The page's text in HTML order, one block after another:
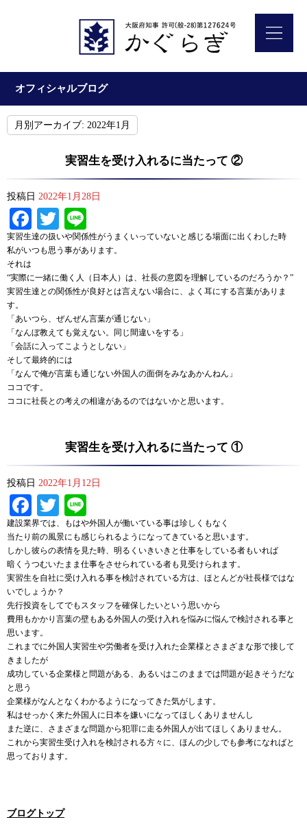
オフィシャルブログ
月別アーカイブ: 2022年1月
実習生を受け入れるに当たって ②
投稿日 2022年1月28日
Facebook
Twitter
実習生達の扱いや関係性がうまくいっていないと感じる場面に出くわした時
私がいつも思う事があります。
それは
“実際に一緒に働く人（日本人）は、社長の意図を理解しているのだろうか？”
実習生達との関係性が良好とは言えない場合に、よく耳にする言葉がありま
す。
「あいつら、ぜんぜん言葉が通じない」
「なんぼ教えても覚えない。同じ間違いをする」
「会話に入ってこようとしない」
そして最終的には
「なんで俺が言葉も通じない外国人の面倒をみなあかんねん」
ココです。
ココに社長との考えの相違があるのではないかと思います。
実習生を受け入れるに当たって ①
投稿日 2022年1月12日
Facebook
Twitter
建設業界では、もはや外国人が働いている事は珍しくもなく
当たり前の風景にも感じられるようになってきていると思います。
しかし彼らの表情を見た時、明るくいきいきと仕事をしている者もいれば
暗くうつむいたまま仕事をさせられている者も見受けられます。
実習生を自社に受け入れる事を検討されている方は、ほとんどが社長様ではな
いでしょうか？
先行投資をしてでもスタッフを確保したいという思いから
費用もかかり言葉の壁もある外国人の受け入れを悩みに悩んで検討される事と
思います。
これまでに外国人実習生や労働者を受け入れた企業様とさまざまな形で接して
きましたが
成功している企業様と問題がある、あるいはこのままでは問題が起きそうだな
と思う
企業様がなんとなくわかるようになってきた気がします。
私はせっかく来た外国人に日本を嫌いになってほしくありませんし
また逆に、さまざまな問題から犯罪に走る外国人が出てほしくありません。
これから実習生受け入れを検討される方々に、ほんの少しでも参考になればと
思っております。
ブログトップ